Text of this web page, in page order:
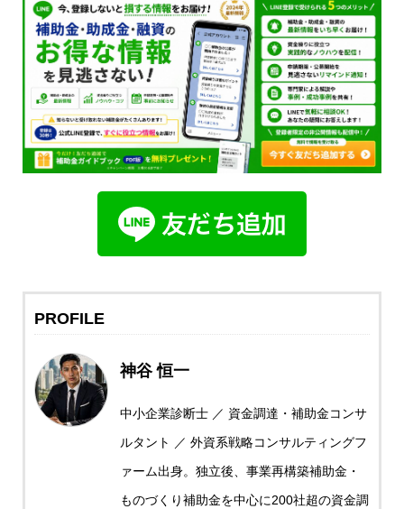
PROFILE
神谷 恒一
中小企業診断士 ／ 資金調達・補助金コンサ
ルタント ／ 外資系戦略コンサルティングフ
ァーム出身。独立後、事業再構築補助金・
ものづくり補助金を中心に200社超の資金調